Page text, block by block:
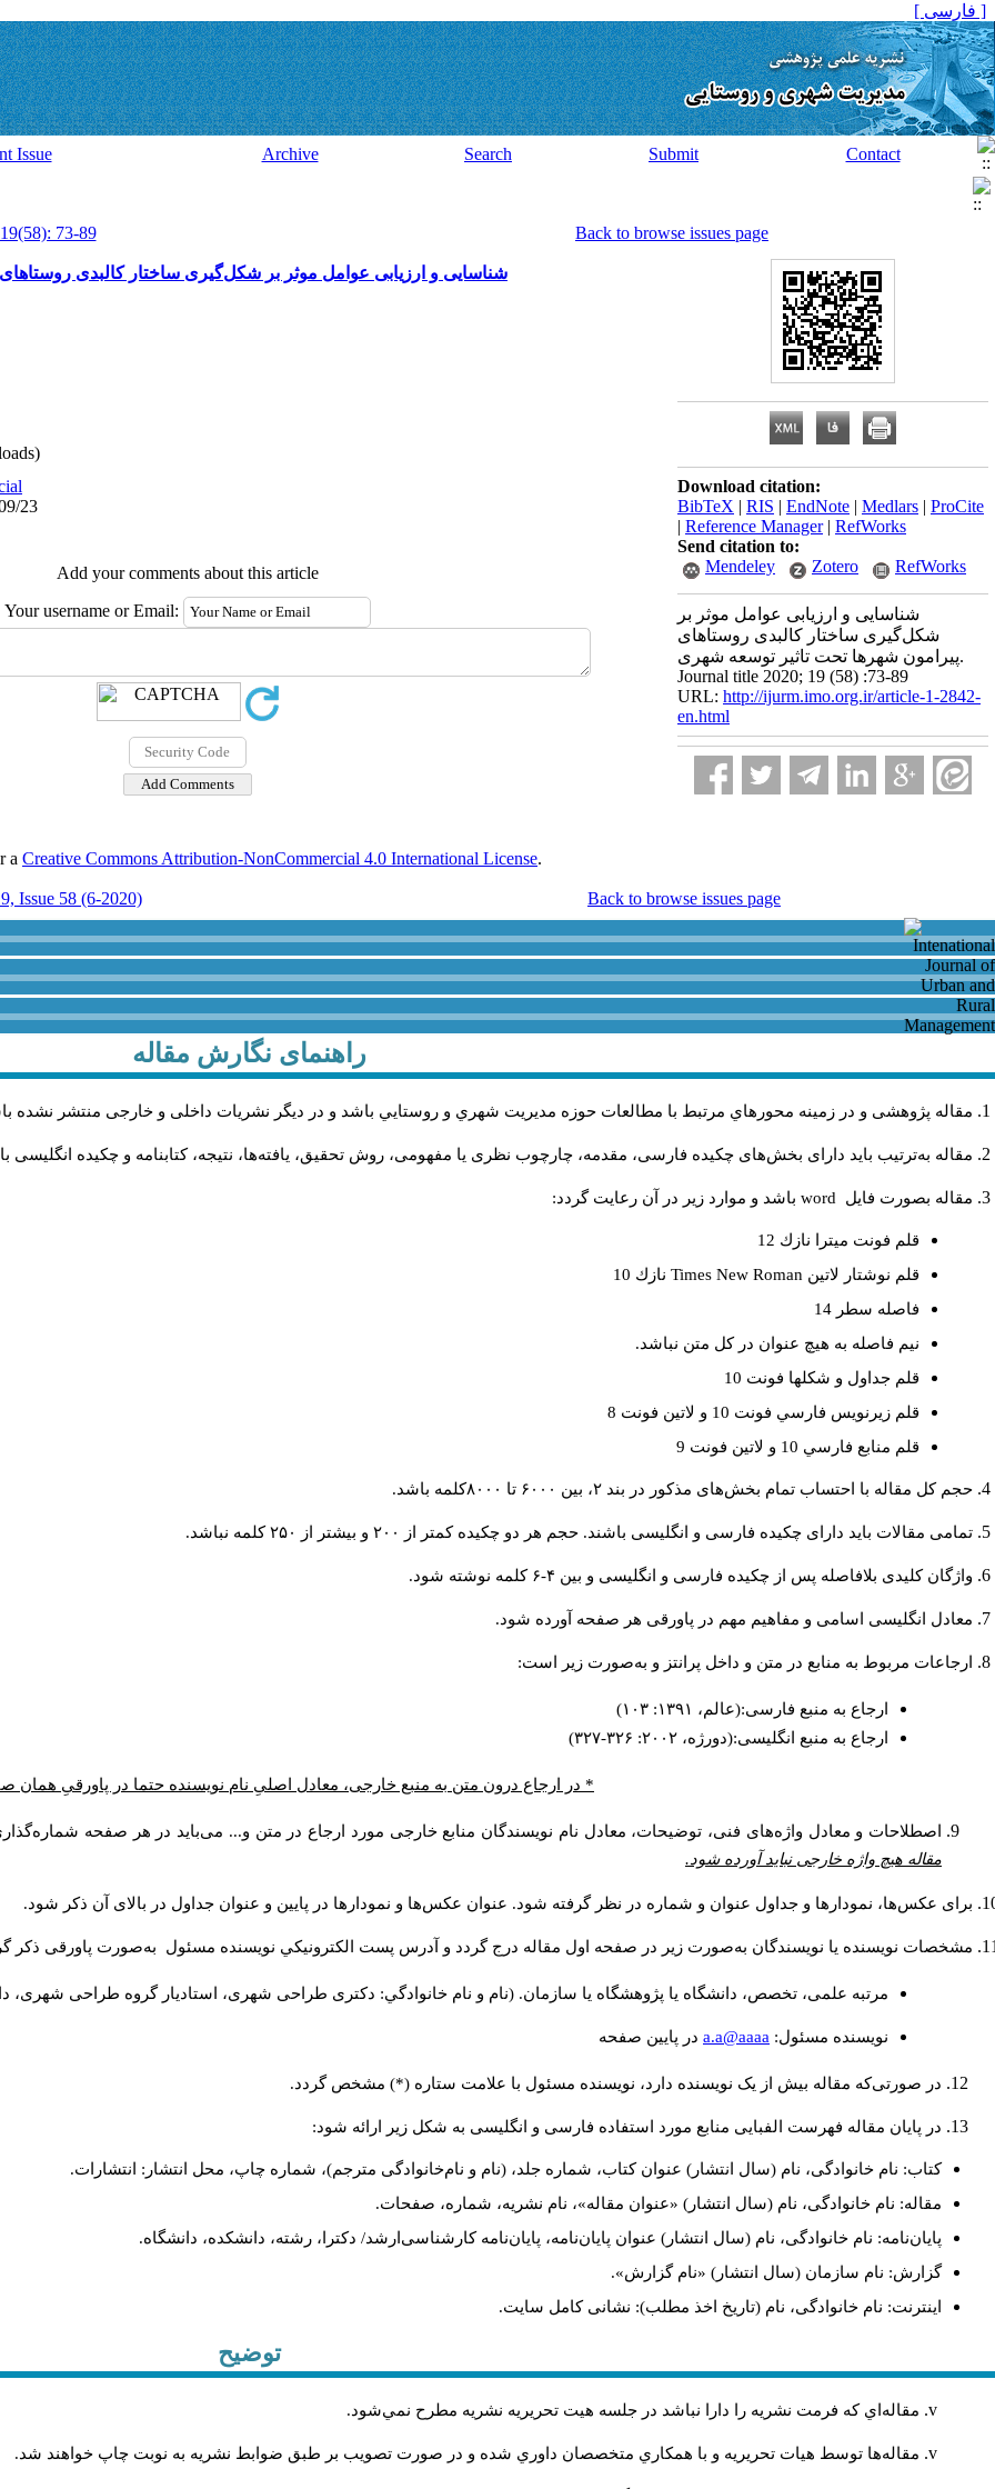
[ فارسی ]
Issue Archive Search Submit Contact
73-89
Back to browse issues page
شناسایی و ارزیابی عوامل موثر بر شکل‌گیری ساختار کالبدی
23
Add your comments about this article
Your username or Email:
Download citation:
BibTeX | RIS | EndNote | Medlars | ProCite
| Reference Manager| RefWorks
Send citation to:
Mendeley
Zotero RefWorks
شناسایی و ارزیابی عوامل موثر بر
شکل‌گیری ساختار کالبدی روستاهای
پیرامون شهرها تحت تاثیر توسعه شهری.
Journal title 2020; 19 (58) :73-89
URL: http://ijurm.imo.org.ir/article-1-2842-
en.html
a Creative Commons Attribution-NonCommercial 4.0 International License.
Issue 58 (6-2020) Back to browse issues page
راهنمای نگارش مقاله
مقاله پژوهشی و در زمینه محورهاي مرتبط با مطالعات حوزه مديريت شهري و روستايي باشد و در دیگر نشریات داخلی و خارجی منتشر نشده
مقاله به‌ترتیب باید دارای بخش‌های چکیده فارسی، مقدمه، چارچوب نظری یا مفهومی، روش تحقیق، یافته‌ها، نتیجه، کتابنامه و چکیده انگلیسی
مقاله بصورت فايل word باشد و موارد زير در آن رعايت گردد:
قلم فونت ميترا نازك 12
قلم نوشتار لاتين Times New Roman نازك 10
فاصله سطر 14
نيم فاصله به هيچ عنوان در كل متن نباشد.
قلم جداول و شكلها فونت 10
قلم زيرنويس فارسي فونت 10 و لاتين فونت 8
قلم منابع فارسي 10 و لاتين فونت 9
حجم کل مقاله با احتساب تمام بخش‌های مذکور در بند ۲، بین ۶۰۰۰ تا ۸۰۰۰کلمه باشد.
تمامی مقالات باید دارای چکیده فارسی و انگلیسی باشند. حجم هر دو چکیده کمتر از ۲۰۰ و بیشتر از ۲۵۰ کلمه نباشد.
واژگان کلیدی بلافاصله پس از چکیده فارسی و انگلیسی و بین ۴-۶ کلمه نوشته شود.
معادل انگلیسی اسامی و مفاهیم مهم در پاورقی هر صفحه آورده شود.
ارجاعات مربوط به منابع در متن و داخل پرانتز و به‌صورت زیر است:
ارجاع به منبع فارسی:(عالم، ۱۳۹۱: ۱۰۳)
ارجاع به منبع انگلیسی:(دورژه، ۲۰۰۲: ۳۲۶-۳۲۷)
* در ارجاع درون متن به منبع خارجی، معادل اصلیِ نام نویسنده حتما در پاورقیِ همان
اصطلاحات و معادل واژه‌های فنی، توضیحات، معادل نام نویسندگان منابع خارجی مورد ارجاع در متن و... می‌باید در هر صفحه
مقاله هیچ واژه خارجی نباید آورده شود.
برای عکس‌ها، نمودارها و جداول عنوان و شماره در نظر گرفته شود. عنوان عکس‌ها و نمودارها در پایین و عنوان جداول در بالای آن ذکر شود.
مشخصات نویسنده یا نویسندگان به‌صورت زیر در صفحه اول مقاله درج گردد و آدرس پست الكترونيكي نويسنده مسئول به‌صورت پاورقی ذکر
مرتبه علمی، تخصص، دانشگاه یا پژوهشگاه یا سازمان. (نام و نام خانوادگي: دکتری طراحی شهری، استادیار گروه طراحی شهری،
نويسنده مسئول: a.a@aaaa در پايين صفحه
در صورتی‌که مقاله بیش از یک نویسنده دارد، نویسنده مسئول با علامت ستاره (*) مشخص گردد.
در پایان مقاله فهرست الفبایی منابع مورد استفاده فارسی و انگلیسی به شکل زیر ارائه شود:
کتاب: نام خانوادگی، نام (سال انتشار) عنوان کتاب، شماره جلد، (نام و نام‌خانوادگی مترجم)، شماره چاپ، محل انتشار: انتشارات.
مقاله: نام خانوادگی، نام (سال انتشار) «عنوان مقاله»، نام نشریه، شماره، صفحات.
پایان‌نامه: نام خانوادگی، نام (سال انتشار) عنوان پایان‌نامه، پایان‌نامه کارشناسی‌ارشد/ دکترا، رشته، دانشکده، دانشگاه.
گزارش: نام سازمان (سال انتشار) «نام گزارش».
اینترنت: نام خانوادگی، نام (تاریخ اخذ مطلب): نشانی کامل سایت.
توضیح
مقاله‌اي كه فرمت نشريه را دارا نباشد در جلسه هيت تحريريه نشريه مطرح نمي‌شود.
مقاله‌ها توسط هیات تحريريه و با همکاري متخصصان داوري شده و در صورت تصويب بر طبق ضوابط نشريه به نوبت چاپ خواهند شد.